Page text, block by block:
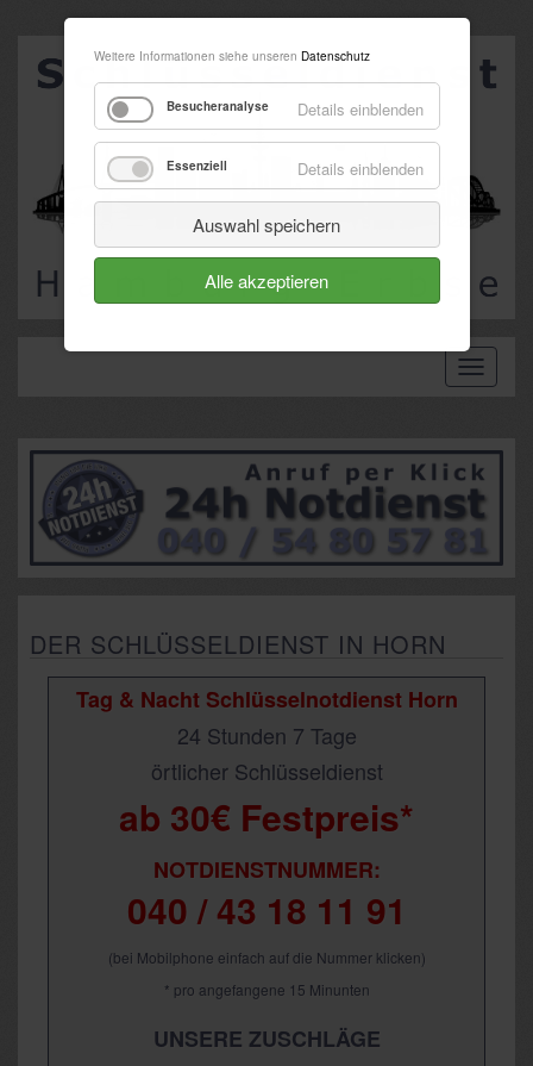
Toggle
DER SCHLÜSSELDIENST IN HORN
Tag & Nacht Schlüsselnotdienst Horn
24 Stunden 7 Tage
örtlicher Schlüsseldienst
ab 30€ Festpreis*
NOTDIENSTNUMMER:
040 / 43 18 11 91
(bei Mobilphone einfach auf die Nummer klicken)
* pro angefangene 15 Minunten
UNSERE ZUSCHLÄGE
Weitere Informationen siehe unseren Datenschutz
Besucheranalyse Details einblenden
Essenziell Details einblenden
Auswahl speichern
Alle akzeptieren